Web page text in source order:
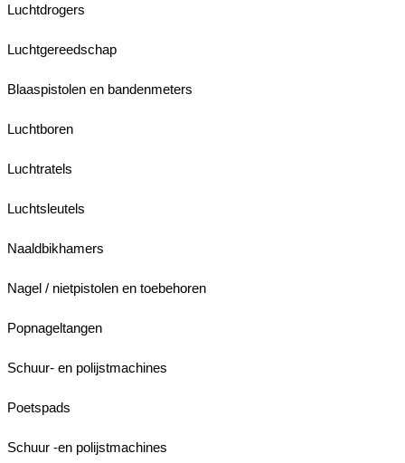
Luchtdrogers
Luchtgereedschap
Blaaspistolen en bandenmeters
Luchtboren
Luchtratels
Luchtsleutels
Naaldbikhamers
Nagel / nietpistolen en toebehoren
Popnageltangen
Schuur- en polijstmachines
Poetspads
Schuur -en polijstmachines